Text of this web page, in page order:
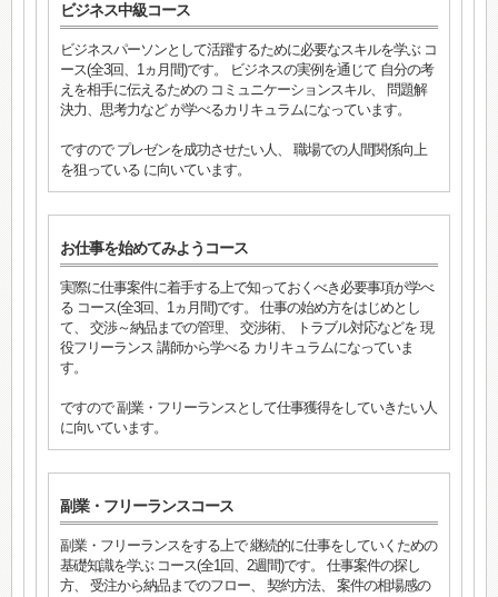
ビジネス中級コース
ビジネスパーソンとして活躍するために必要なスキルを学ぶ コ
ース(全3回、1ヵ月間)です。 ビジネスの実例を通じて 自分の考
えを相手に伝えるための コミュニケーションスキル、 問題解
決力、思考力など が学べるカリキュラムになっています。
ですので プレゼンを成功させたい人、 職場での人間関係向上
を狙っている に向いています。
お仕事を始めてみようコース
実際に仕事案件に着手する上で知っておくべき必要事項が学べ
る コース(全3回、1ヵ月間)です。 仕事の始め方をはじめとし
て、 交渉～納品までの管理、 交渉術、 トラブル対応などを 現
役フリーランス 講師から学べる カリキュラムになっていま
す。
ですので 副業・フリーランスとして仕事獲得をしていきたい人
に向いています。
副業・フリーランスコース
副業・フリーランスをする上で 継続的に仕事をしていくための
基礎知識を学ぶ コース(全1回、2週間)です。 仕事案件の探し
方、 受注から納品までのフロー、 契約方法、 案件の相場感の